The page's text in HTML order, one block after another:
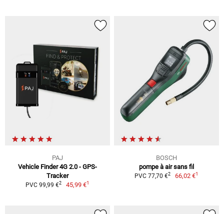
PAJ
Vehicle Finder 4G 2.0 - GPS-
Tracker
PVC 99,99 €2 45,99 €1
BOSCH
pompe à air sans fil
PVC 77,70 €2 66,02 €1